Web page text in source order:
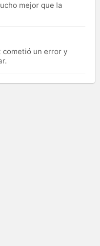
mejor que la
cometió un error y